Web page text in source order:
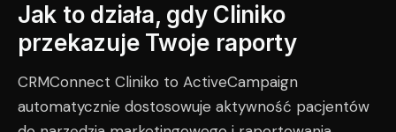
Jak to działa, gdy Cliniko
przekazuje Twoje raporty
CRMConnect Cliniko to ActiveCampaign
automatycznie dostosowuje aktywność pacjentów